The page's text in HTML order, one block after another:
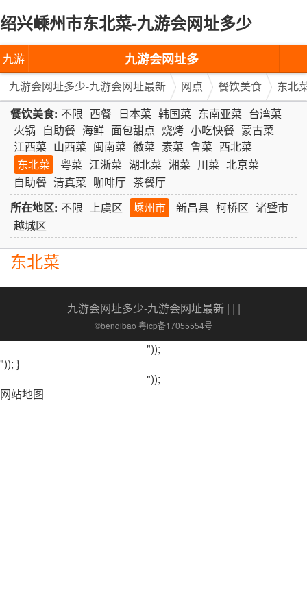
绍兴嵊州市东北菜-九游会网址多少
九游
会网
址多
少-九
游会
网址
最新
九游会网址多
少-九游会网址
最新
九游会网址多少-九游会网址最新 网点 餐饮美食
东北
餐饮美食: 不限 西餐 日本菜 韩国菜 东南亚菜 台湾菜
火锅 自助餐 海鲜 面包甜点 烧烤 小吃快餐 蒙古菜
江西菜 山西菜 闽南菜 徽菜 素菜 鲁菜 西北菜
东北菜
粤菜 江浙菜 湖北菜 湘菜 川菜 北京菜
自助餐 清真菜 咖啡厅 茶餐厅
所在地区: 不限 上虞区 嵊州市 新昌县 柯桥区 诸暨市
越城区
东北菜
九游会网址多少-九游会网址最新| | |
©bendibao 粤icp备17055554号
"));
")); }
"));
网站地图